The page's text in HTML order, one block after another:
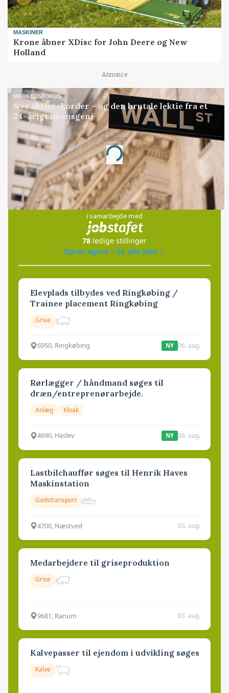
MASKINER
Krone åbner XDisc for John Deere og New
Holland
Annonce
MARKEDSFOKUS
Nye aktierekorder – og den brutale lektie fra et
24-årigt finansgeni
Annonce
Loading...
Jobs
i samarbejde med
78 ledige stillinger
Opret agent
Se alle jobs
Elevplads tilbydes ved Ringkøbing /
Trainee placement Ringkøbing
Grise
6950, Ringkøbing NY 06. aug.
Rørlægger / håndmand søges til
dræn/entreprenørarbejde.
Anlæg Kloak
4690, Haslev NY 06. aug.
Lastbilchauffør søges til Henrik Haves
Maskinstation
Godstransport
4700, Næstved 03. aug.
Medarbejdere til griseproduktion
Grise
9681, Ranum 03. aug.
Kalvepasser til ejendom i udvikling søges
Kalve